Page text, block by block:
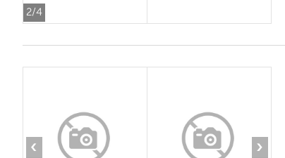
2/4
‹ ›